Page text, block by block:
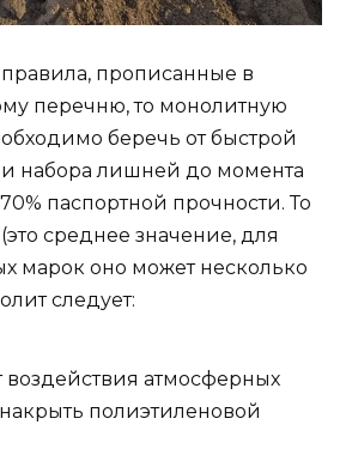
правила, прописанные в
перечню, то монолитную
беречь от быстрой
набора лишней до момента
паспортной прочности. То
среднее значение, для
марок оно может несколько
следует:
воздействия атмосферных
накрыть полиэтиленовой